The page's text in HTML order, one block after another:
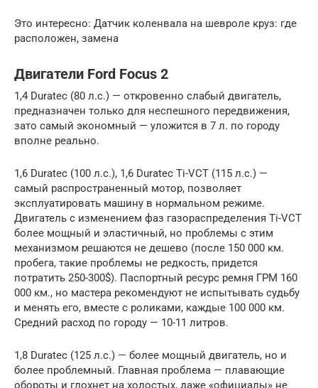
Это интересно: Датчик коленвала на шевроле круз: где
расположен, замена
Двигатели Ford Focus 2
1,4 Duratec (80 л.с.) — откровенно слабый двигатель,
предназначен только для неспешного передвижения,
зато самый экономный — уложится в 7 л. по городу
вполне реально.
1,6 Duratec (100 л.с.), 1,6 Duratec Ti-VCT (115 л.с.) —
самый распространенный мотор, позволяет
эксплуатировать машину в нормальном режиме.
Двигатель с изменением фаз газораспределения Ti-VCT
более мощный и эластичный, но проблемы с этим
механизмом решаются не дешево (после 150 000 км.
пробега, такие проблемы не редкость, придется
потратить 250-300$). Паспортный ресурс ремня ГРМ 160
000 км., но мастера рекомендуют не испытывать судьбу
и менять его, вместе с роликами, каждые 100 000 км.
Средний расход по городу — 10-11 литров.
1,8 Duratec (125 л.с.) — более мощный двигатель, но и
более проблемный. Главная проблема — плавающие
обороты и глохнет на холостых, даже «официалы» не